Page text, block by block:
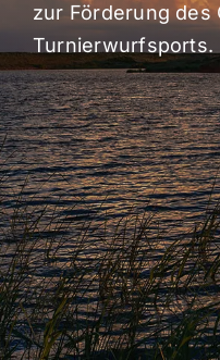
zur Förderung des
Turnierwurfsports.